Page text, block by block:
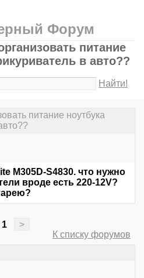
Форум
питание
в авто??
Найти!
питание ноутбука
M305D-S4830. что нужно
вроде есть 220-12V?
1
>
К списку форумов